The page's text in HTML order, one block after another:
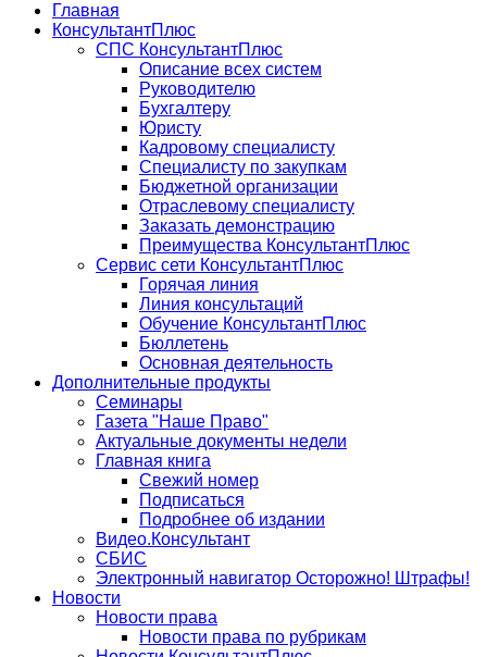
Главная
КонсультантПлюс
СПС КонсультантПлюс
Описание всех систем
Руководителю
Бухгалтеру
Юристу
Кадровому специалисту
Специалисту по закупкам
Бюджетной организации
Отраслевому специалисту
Заказать демонстрацию
Преимущества КонсультантПлюс
Сервис сети КонсультантПлюс
Горячая линия
Линия консультаций
Обучение КонсультантПлюс
Бюллетень
Основная деятельность
Дополнительные продукты
Семинары
Газета "Наше Право"
Актуальные документы недели
Главная книга
Свежий номер
Подписаться
Подробнее об издании
Видео.Консультант
СБИС
Электронный навигатор Осторожно! Штрафы!
Новости
Новости права
Новости права по рубрикам